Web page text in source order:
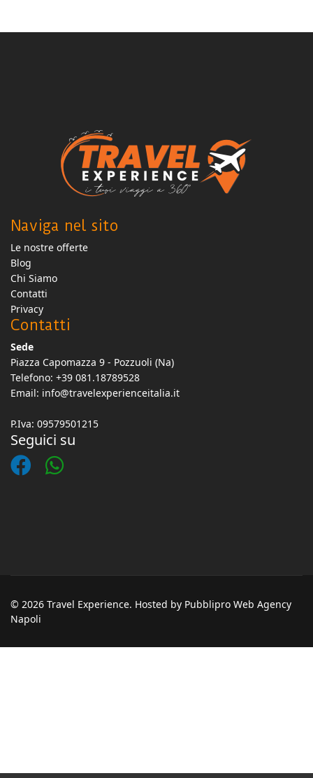
Naviga nel sito
Le nostre offerte
Blog
Chi Siamo
Contatti
Privacy
Contatti
Sede
Piazza Capomazza 9 - Pozzuoli (Na)
Telefono: +39 081.18789528
Email: info@travelexperienceitalia.it
P.Iva: 09579501215
Seguici su
© 2026 Travel Experience. Hosted by Pubblipro Web Agency
Napoli